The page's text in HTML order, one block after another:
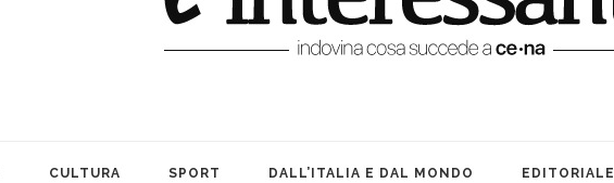
THE ALIENS AD OFFICINA TEATRO: VITA, AMICIZIA ED...
1 MAGGIO: FESTA O…. LUTTO. UNA FESTA BEN...
CULTURA SPORT DALL’ITALIA E DAL MONDO EDITORIALE